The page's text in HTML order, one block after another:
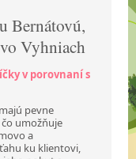
Bernátovú,
Vyhniach
v porovnaní s
pevne
umožňuje
a
ku klientovi,